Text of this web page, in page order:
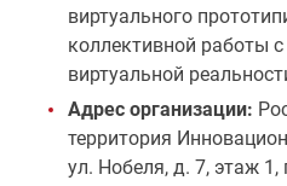
виртуального
коллективной работы
виртуальной
Адрес организации:
территория
ул. Нобеля, д. 7, этаж